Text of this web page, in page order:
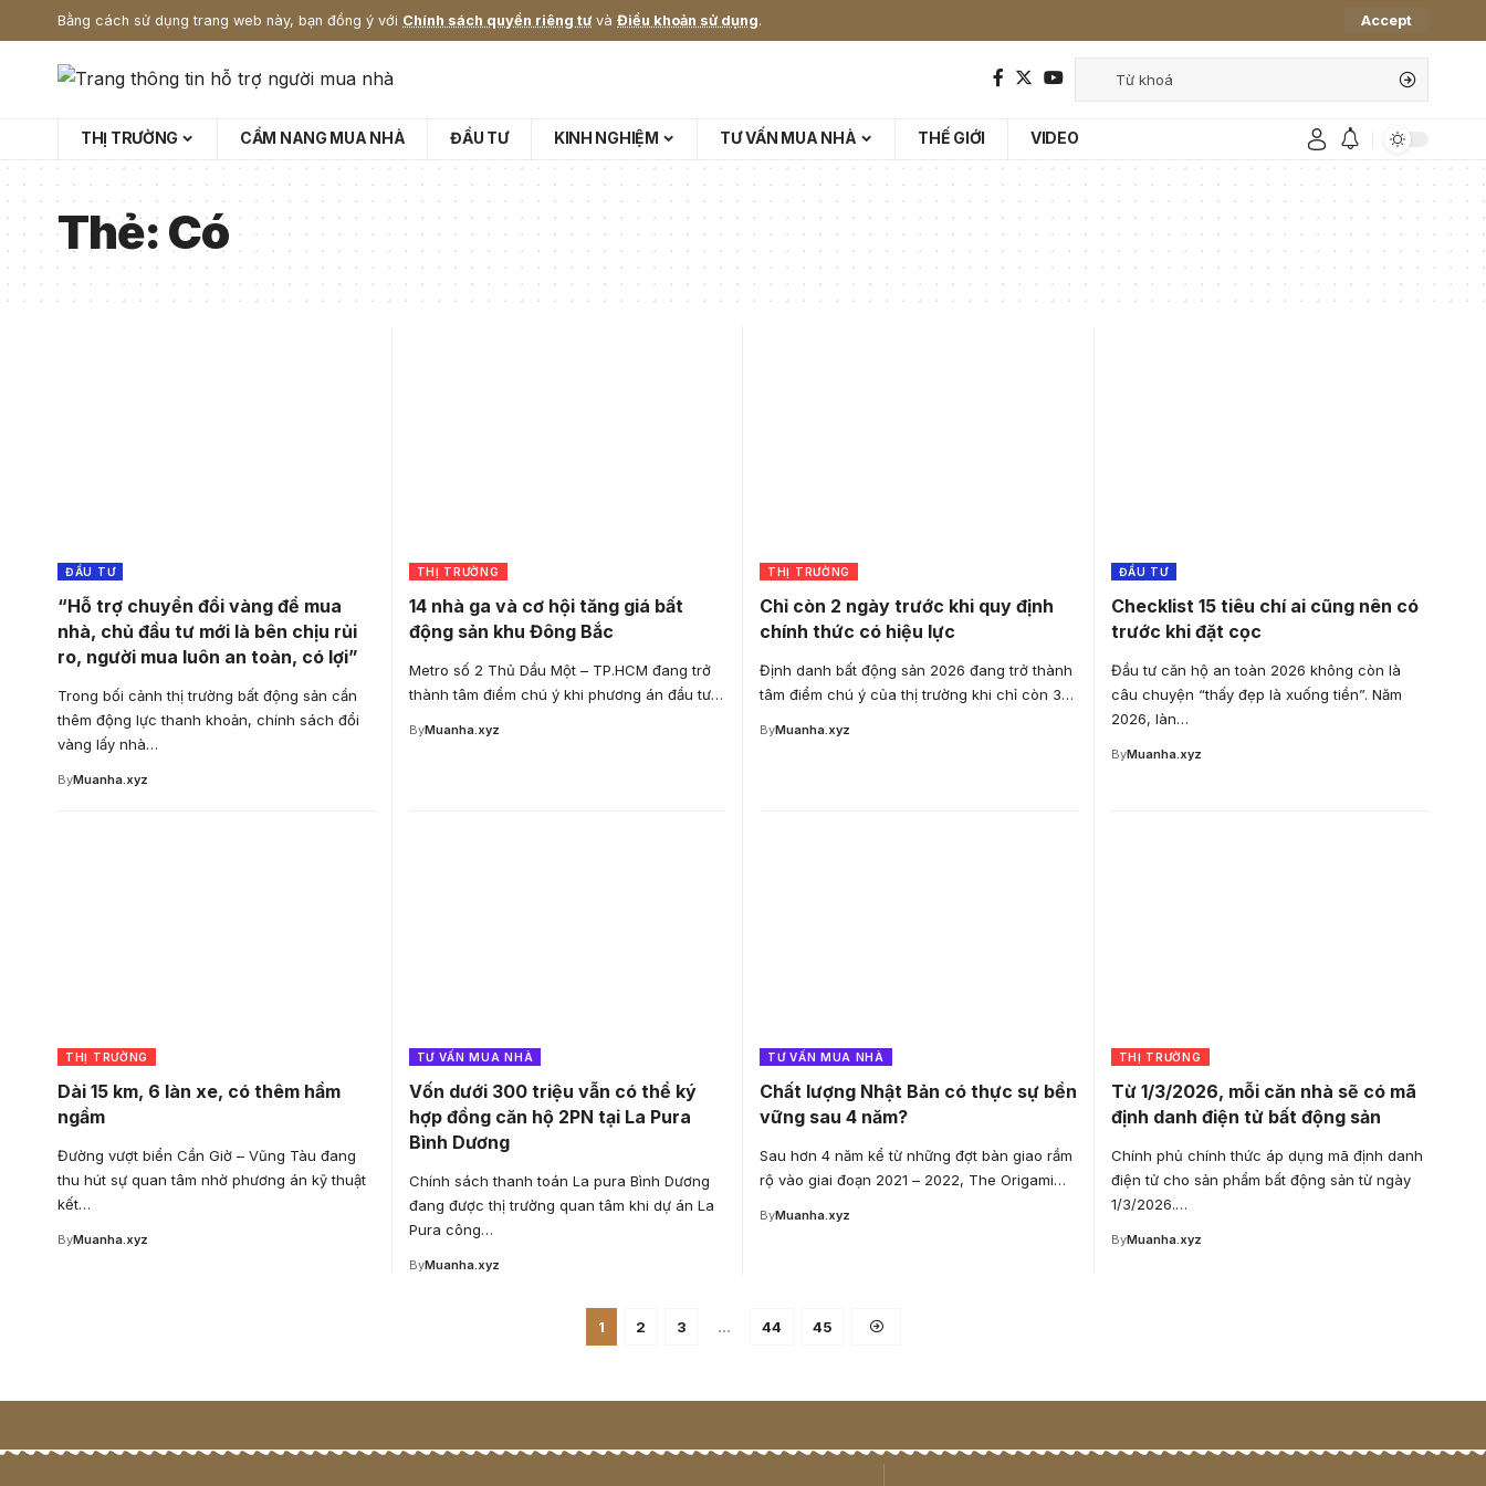
Bằng cách sử dụng trang web này, bạn đồng ý với Chính sách quyền riêng tưvà Điều khoản sử dụng. Accept
THỊ TRƯỜNG CẨM NANG MUA NHÀ ĐẦU TƯ KINH NGHIỆM TƯ VẤN MUA NHÀ THẾ GIỚI VIDEO
Thẻ:Có
ĐẦU TƯ
“Hỗ trợ chuyển đổi vàng để mua
nhà, chủ đầu tư mới là bên chịu rủi
ro, người mua luôn an toàn, có lợi”
Trong bối cảnh thị trường bất động sản cần
thêm động lực thanh khoản, chính sách đổi
vàng lấy nhà…
ByMuanha.xyz
THỊ TRƯỜNG
14 nhà ga và cơ hội tăng giá bất
động sản khu Đông Bắc
Metro số 2 Thủ Dầu Một – TP.HCM đang trở
thành tâm điểm chú ý khi phương án đầu tư…
ByMuanha.xyz
THỊ TRƯỜNG
Chỉ còn 2 ngày trước khi quy định
chính thức có hiệu lực
Định danh bất động sản 2026 đang trở thành
tâm điểm chú ý của thị trường khi chỉ còn 3…
ByMuanha.xyz
ĐẦU TƯ
Checklist 15 tiêu chí ai cũng nên có
trước khi đặt cọc
Đầu tư căn hộ an toàn 2026 không còn là
câu chuyện “thấy đẹp là xuống tiền”. Năm
2026, làn…
ByMuanha.xyz
THỊ TRƯỜNG
Dài 15 km, 6 làn xe, có thêm hầm
ngầm
Đường vượt biển Cần Giờ – Vũng Tàu đang
thu hút sự quan tâm nhờ phương án kỹ thuật
kết…
ByMuanha.xyz
TƯ VẤN MUA NHÀ
Vốn dưới 300 triệu vẫn có thể ký
hợp đồng căn hộ 2PN tại La Pura
Bình Dương
Chính sách thanh toán La pura Bình Dương
đang được thị trường quan tâm khi dự án La
Pura công…
ByMuanha.xyz
TƯ VẤN MUA NHÀ
Chất lượng Nhật Bản có thực sự bền
vững sau 4 năm?
Sau hơn 4 năm kể từ những đợt bàn giao rầm
rộ vào giai đoạn 2021 – 2022, The Origami…
ByMuanha.xyz
THỊ TRƯỜNG
Từ 1/3/2026, mỗi căn nhà sẽ có mã
định danh điện tử bất động sản
Chính phủ chính thức áp dụng mã định danh
điện tử cho sản phẩm bất động sản từ ngày
1/3/2026.…
ByMuanha.xyz
1 2 3 … 44 45